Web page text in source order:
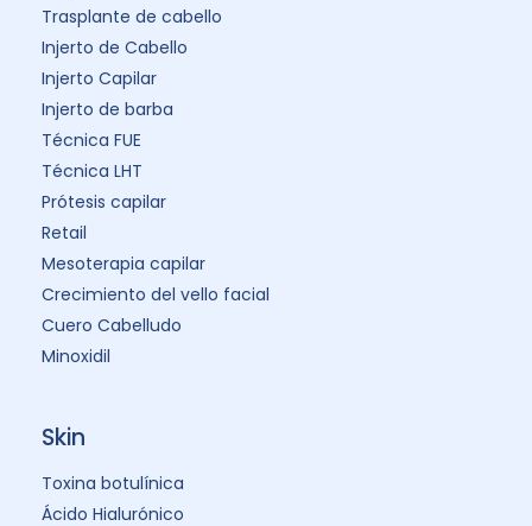
Trasplante de cabello
Injerto de Cabello
Injerto Capilar
Injerto de barba
Técnica FUE
Técnica LHT
Prótesis capilar
Retail
Mesoterapia capilar
Crecimiento del vello facial
Cuero Cabelludo
Minoxidil
Skin
Toxina botulínica
Ácido Hialurónico